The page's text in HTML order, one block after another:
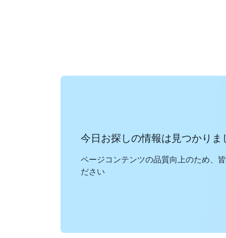
今日お探しの情報は見つかりま
ページコンテンツの品質向上のため、
ださい